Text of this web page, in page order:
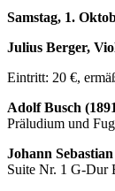
Samstag, 1.
Julius Berger,
Eintritt: 20 €,
Adolf Busch
Präludium und
Johann
Suite Nr. 1 G-Dur